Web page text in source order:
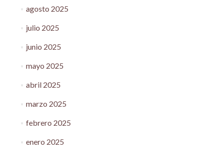
agosto 2025
julio 2025
junio 2025
mayo 2025
abril 2025
marzo 2025
febrero 2025
enero 2025